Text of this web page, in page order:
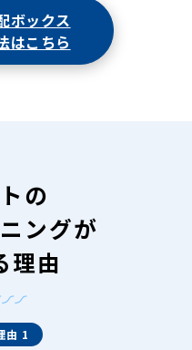
ボックス
はこちら
の
ングが
理由
由 1